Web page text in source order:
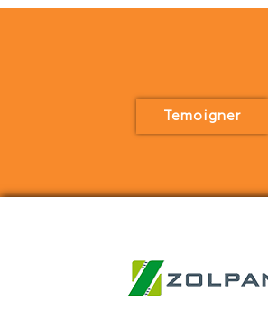
Temoigner